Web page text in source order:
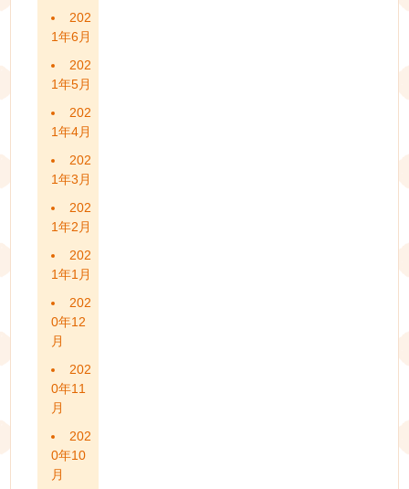
202
1年6月
202
1年5月
202
1年4月
202
1年3月
202
1年2月
202
1年1月
202
0年12
月
202
0年11
月
202
0年10
月